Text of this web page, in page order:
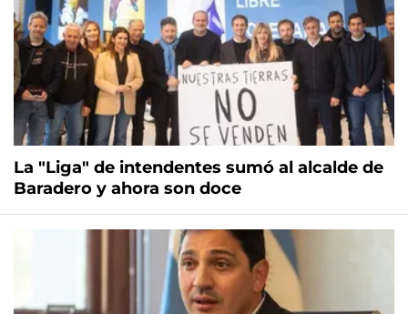
La "Liga" de intendentes sumó al alcalde de
Baradero y ahora son doce